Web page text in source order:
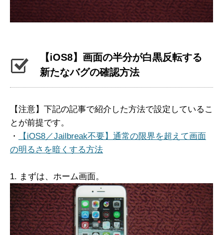
【iOS8】画面の半分が白黒反転する
新たなバグの確認方法
【注意】下記の記事で紹介した方法で設定しているこ
とが前提です。
・
【iOS8／Jailbreak不要】通常の限界を超えて画面
の明るさを暗くする方法
1. まずは、ホーム画面。